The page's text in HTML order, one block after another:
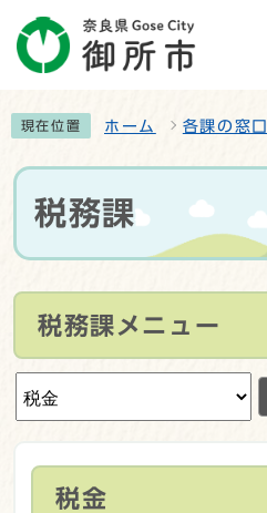
現在位置 ホーム 各課の窓口
税務課
税務課メニュー
税金